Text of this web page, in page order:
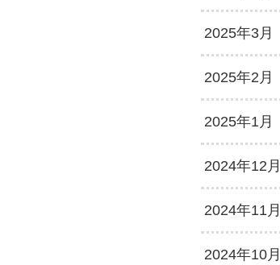
2025年3月
2025年2月
2025年1月
2024年12月
2024年11月
2024年10月